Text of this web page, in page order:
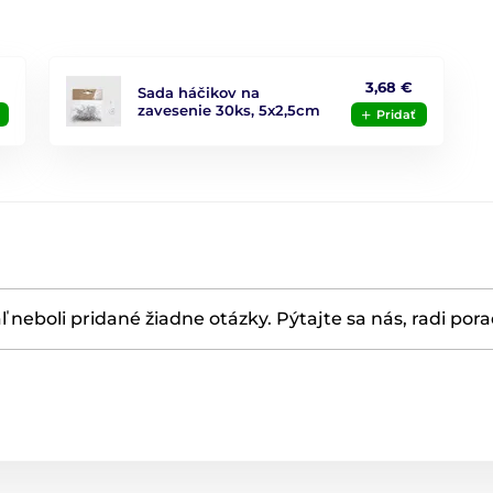
Sada háčikov na
zavesenie 30ks, 5x2,5cm
3,68 €
Pridať
neboli pridané žiadne otázky. Pýtajte sa nás, radi